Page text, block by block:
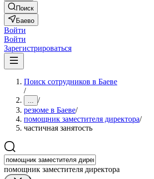
Поиск
Баево
Войти
Войти
Зарегистрироваться
Поиск сотрудников в Баеве
/
... /
резюме в Баеве/
помощник заместителя директора/
частичная занятость
помощник заместителя директора